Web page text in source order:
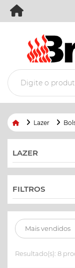
Lazer
LAZER
FILTROS
Resultado(s): 8